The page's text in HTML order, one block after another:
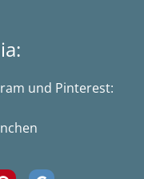
und Pinterest:
P G